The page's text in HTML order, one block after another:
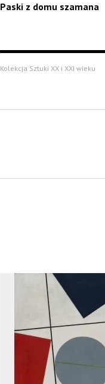
Paski z domu szamana
Kolekcja Sztuki XX i XXI wieku